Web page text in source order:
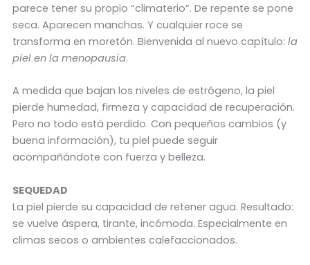
parece tener su propio “climaterio”. De repente se pone
seca. Aparecen manchas. Y cualquier roce se
transforma en moretón. Bienvenida al nuevo capítulo: la
piel en la menopausia.
A medida que bajan los niveles de estrógeno, la piel
pierde humedad, firmeza y capacidad de recuperación.
Pero no todo está perdido. Con pequeños cambios (y
buena información), tu piel puede seguir
acompañándote con fuerza y belleza.
SEQUEDAD
La piel pierde su capacidad de retener agua. Resultado:
se vuelve áspera, tirante, incómoda. Especialmente en
climas secos o ambientes calefaccionados.